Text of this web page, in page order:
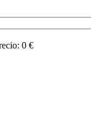
0 €